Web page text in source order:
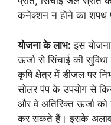
कनेक्शन न होने का शपथ
योजना के लाभ: इस
ऊर्जा से सिंचाई की
कृषि क्षेत्र में डीजल पर
सोलर पंप के उपयोग से
और वे अतिरिक्त ऊर्जा
कर सकते हैं। इसके